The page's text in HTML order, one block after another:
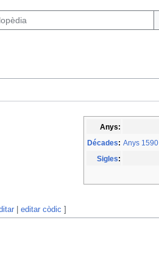
Anys:
Décades: Anys 1590
Sigles:
|editar còdic ]